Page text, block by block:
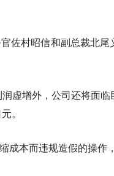
佐村昭信和副总裁北
虚增外，公司还将面
。
本而违规造假的操作